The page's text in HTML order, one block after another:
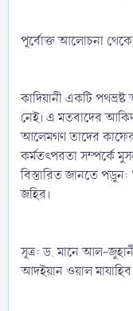
পূর্বোক্ত আলোচনা থেকে
কাদিয়ানী একটি
নেই। এ মতবাদের
আলেমগণ তাদের
কর্মতৎপরতা সম্পর্কে
বিস্তারিত জানতে
জহির।
সূত্র: ড. মানে আল-
আদইয়ান ওয়াল